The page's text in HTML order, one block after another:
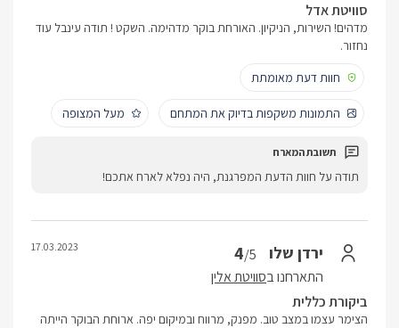
סוויטת אדל
מדהים! השירות, הניקיון. האורחת בוקר מדהימה. השקט ! תודה עינבל עוד
נחזור.
חוות דעת מאומתת
התמונות משקפות בדיוק את המתחם מעל המצופה
תודה על חוות הדעת המפרגנת, היה נפלא לארח אתכם!
ירדן שלו 4/5
התארחנו בסוויטת אלין
17.03.2023
ביקורת כללית
הצימר עצמו במצב טוב. מפנק, מרווח ובמיקום יפה. ארוחת הבוקר הייתה